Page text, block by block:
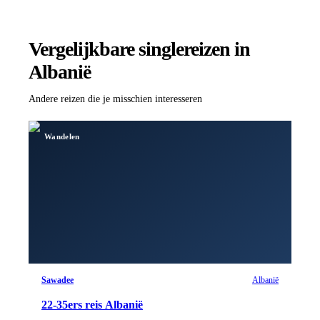
Vergelijkbare singlereizen in
Albanië
Andere reizen die je misschien interesseren
Wandelen
Sawadee Albanië
22-35ers reis Albanië